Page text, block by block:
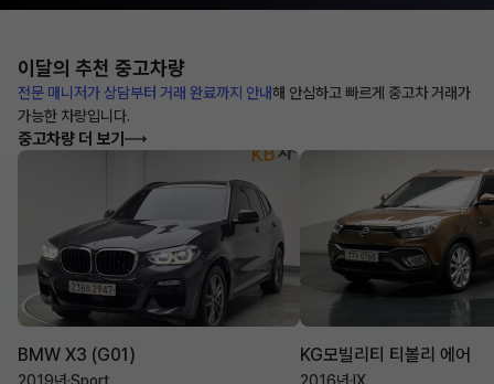
이달의 추천 중고차량
전문 매니저가 상담부터 거래 완료까지 안내해 안심하고 빠르게 중고차 거래가
가능한 차량입니다.
중고차량 더 보기
BMW X3 (G01) KG모빌리티 티볼리 에어